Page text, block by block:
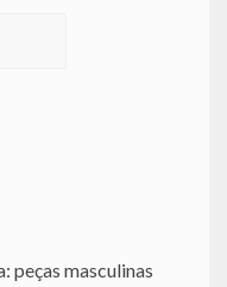
peças masculinas